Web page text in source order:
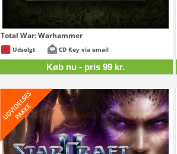
Total War: Warhammer
Udsolgt CD Key via email
Køb nu - pris 99 kr.